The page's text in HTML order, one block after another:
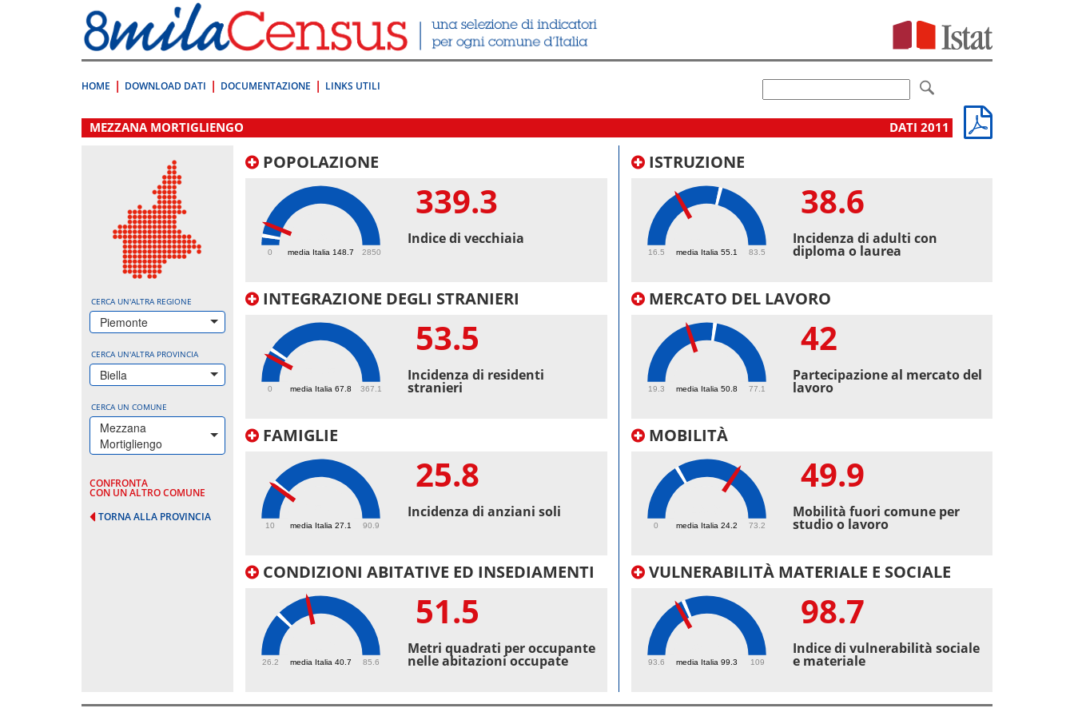
direttamente
a:
Contenuto
HOME DOWNLOAD DATI DOCUMENTAZIONE LINKS UTILI
.
MEZZANA MORTIGLIENGO DATI 2011
CERCA UN'ALTRA REGIONE
Piemonte
CERCA UN'ALTRA PROVINCIA
Biella
CERCA UN COMUNE
Mezzana
Mortigliengo
CONFRONTA
CON UN ALTRO COMUNE
TORNA ALLA PROVINCIA
POPOLAZIONE
media Italia 148.7
0 2850
339.3
Indice di vecchiaia
INTEGRAZIONE DEGLI STRANIERI
media Italia 67.8
0 367.1
53.5
Incidenza di residenti
stranieri
FAMIGLIE
media Italia 27.1
10 90.9
25.8
Incidenza di anziani soli
CONDIZIONI ABITATIVE ED INSEDIAMENTI
media Italia 40.7
26.2 85.6
51.5
Metri quadrati per occupante
nelle abitazioni occupate
ISTRUZIONE
media Italia 55.1
16.5 83.5
38.6
Incidenza di adulti con
diploma o laurea
MERCATO DEL LAVORO
media Italia 50.8
19.3 77.1
42
Partecipazione al mercato del
lavoro
MOBILITÀ
media Italia 24.2
0 73.2
49.9
Mobilità fuori comune per
studio o lavoro
VULNERABILITÀ MATERIALE E SOCIALE
media Italia 99.3
93.6 109
98.7
Indice di vulnerabilità sociale
e materiale